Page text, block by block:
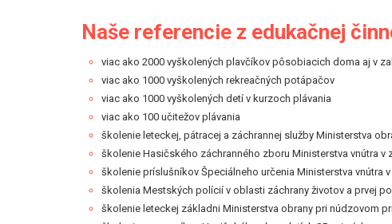
Naše referencie z edukačnej
viac ako 2000 vyškolených plavčíkov pôsobiacich doma aj v
viac ako 1000 vyškolených rekreačných potápačov
viac ako 1000 vyškolených detí v kurzoch plávania
viac ako 100 učitežov plávania
školenie leteckej, pátracej a záchrannej služby Ministerstva
školenie Hasičského záchranného zboru Ministerstva vnútra v
školenie príslušníkov Špeciálneho určenia Ministerstva vnútra
školenia Mestských polícií v oblasti záchrany životov a prvej
školenie leteckej základni Ministerstva obrany pri núdzovom